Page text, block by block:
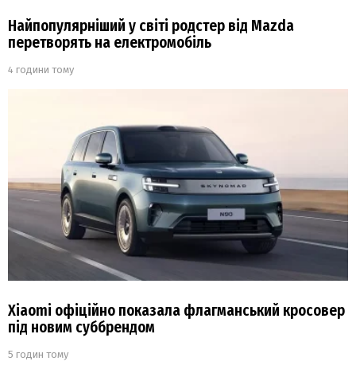
Найпопулярніший у світі родстер від Mazda
перетворять на електромобіль
4 години тому
Xiaomi офіційно показала флагманський кросовер
під новим суббрендом
5 годин тому